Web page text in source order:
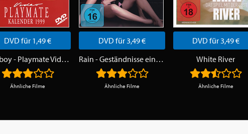
DVD für 1,49 €
Playboy - Playmate Video Kalender 1999
Ähnliche Filme
DVD für 3,49 €
Rain - Geständnisse eines Camgirls
Ähnliche Filme
DVD für 3,49 €
White River
Ähnliche Filme